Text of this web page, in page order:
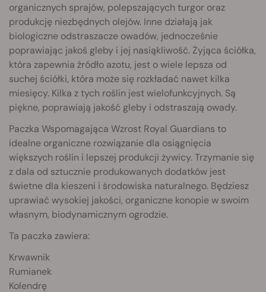
organicznych sprajów, polepszających turgor oraz
produkcję niezbędnych olejów. Inne działają jak
biologiczne odstraszacze owadów, jednocześnie
poprawiając jakoś gleby i jej nasiąkliwość. Żyjąca ściółka,
która zapewnia źródło azotu, jest o wiele lepsza od
suchej ściółki, która może się rozkładać nawet kilka
miesięcy. Kilka z tych roślin jest wielofunkcyjnych. Są
piękne, poprawiają jakość gleby i odstraszają owady.
Paczka Wspomagająca Wzrost Royal Guardians to
idealne organiczne rozwiązanie dla osiągnięcia
większych roślin i lepszej produkcji żywicy. Trzymanie się
z dala od sztucznie produkowanych dodatków jest
świetne dla kieszeni i środowiska naturalnego. Będziesz
uprawiać wysokiej jakości, organiczne konopie w swoim
własnym, biodynamicznym ogrodzie.
Ta paczka zawiera:
Krwawnik
Rumianek
Kolendrę